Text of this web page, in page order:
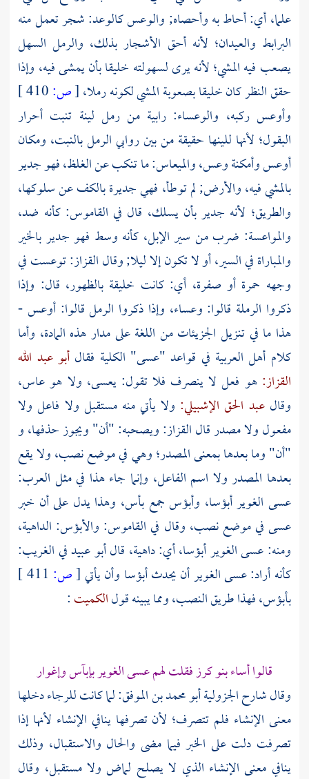
علما، أي: أحاط به وأحصاه; والوعس كالوعد: شجر تعمل منه
البرابط والعيدان؛ لأنه أحق الأشجار بذلك، والرمل السهل
يصعب فيه المشي؛ لأنه يرى لسهولته خليقا بأن يمشى فيه، وإذا
حقق النظر كان خليقا بصعوبة المشي لكونه رملا،[ص:
وأوعس ركبه، والوعساء: رابية من رمل لينة تنبت أحرار
البقول؛ لأنها للينها حقيقة من بين روابي الرمل بالنبت، ومكان
أوعس وأمكنة وعس، والميعاس: ما تنكب عن الغلظ، فهو جدير
بالمشي فيه، والأرض; لم توطأ، فهي جديرة بالكف عن سلوكها،
والطريق؛ لأنه جدير بأن يسلك، قال في القاموس: كأنه ضد،
والمواعسة: ضرب من سير الإبل، كأنه وسط فهو جدير بالخير
والمباراة في السير، أو لا تكون إلا ليلا; وقالالقزاز:توعست في
وجهه حمرة أو صفرة، أي: كانت خليقة بالظهور، قال: وإذا
ذكروا الرملة قالوا: وعساء، وإذا ذكروا الرمل قالوا: أوعس -
هذا ما في تنزيل الجزيئات من اللغة على مدار هذه المادة، وأما
كلام أهل العربية في قواعد "عسى" الكلية فقالأبو عبد الله
القزاز:هو فعل لا ينصرف فلا تقول: يعسى، ولا هو عاس،
وقالعبد الحق الإشبيلي: ولا يأتي منه مستقبل ولا فاعل ولا
مفعول ولا مصدر قالالقزاز:ويصحبه: "أن" ويجوز حذفها، و
"أن" وما بعدها بمعنى المصدر؛ وهي في موضع نصب، ولا يقع
بعدها المصدر ولا اسم الفاعل، وإنما جاء هذا في مثل العرب:
عسى الغوير أبؤسا، وأبؤس جمع بأس، وهذا يدل على أن خبر
عسى في موضع نصب، وقال في القاموس: والأبؤس: الداهية،
ومنه: عسى الغوير أبؤسا، أي: داهية، قالأبو عبيدفي الغريب:
كأنه أراد: عسى الغوير أن يحدث أبؤسا وأن يأتي[ص:
بأبؤس، فهذا طريق النصب، ومما يبينه قولالكميت:
قالوا أساء بنو كرز فقلت لهم عسى الغوير بإبآس وإغوار
وقال شارح الجزوليةأبو محمد بن الموفق:لما كانت للرجاء دخلها
معنى الإنشاء فلم تتصرف؛ لأن تصرفها ينافي الإنشاء لأنها إذا
تصرفت دلت على الخبر فيما مضى والحال والاستقبال، وذلك
ينافي معنى الإنشاء الذي لا يصلح لماض ولا مستقبل، وقال